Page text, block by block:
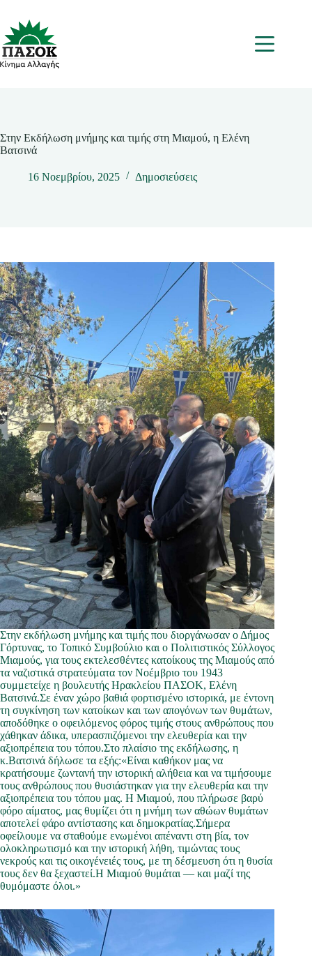
περιεχόμενο
Μενου
Στην Εκδήλωση μνήμης και τιμής στη Μιαμού, η Ελένη
Βατσινά
16 Νοεμβρίου, 2025 Δημοσιεύσεις
Στην εκδήλωση μνήμης και τιμής που διοργάνωσαν ο Δήμος
Γόρτυνας, το Τοπικό Συμβούλιο και ο Πολιτιστικός Σύλλογος
Μιαμούς, για τους εκτελεσθέντες κατοίκους της Μιαμούς από
τα ναζιστικά στρατεύματα τον Νοέμβριο του 1943
συμμετείχε η βουλευτής Ηρακλείου ΠΑΣΟΚ, Ελένη
Βατσινά.Σε έναν χώρο βαθιά φορτισμένο ιστορικά, με έντονη
τη συγκίνηση των κατοίκων και των απογόνων των θυμάτων,
αποδόθηκε ο οφειλόμενος φόρος τιμής στους ανθρώπους που
χάθηκαν άδικα, υπερασπιζόμενοι την ελευθερία και την
αξιοπρέπεια του τόπου.Στο πλαίσιο της εκδήλωσης, η
κ.Βατσινά δήλωσε τα εξής:«Είναι καθήκον μας να
κρατήσουμε ζωντανή την ιστορική αλήθεια και να τιμήσουμε
τους ανθρώπους που θυσιάστηκαν για την ελευθερία και την
αξιοπρέπεια του τόπου μας. Η Μιαμού, που πλήρωσε βαρύ
φόρο αίματος, μας θυμίζει ότι η μνήμη των αθώων θυμάτων
αποτελεί φάρο αντίστασης και δημοκρατίας.Σήμερα
οφείλουμε να σταθούμε ενωμένοι απέναντι στη βία, τον
ολοκληρωτισμό και την ιστορική λήθη, τιμώντας τους
νεκρούς και τις οικογένειές τους, με τη δέσμευση ότι η θυσία
τους δεν θα ξεχαστεί.Η Μιαμού θυμάται — και μαζί της
θυμόμαστε όλοι.»